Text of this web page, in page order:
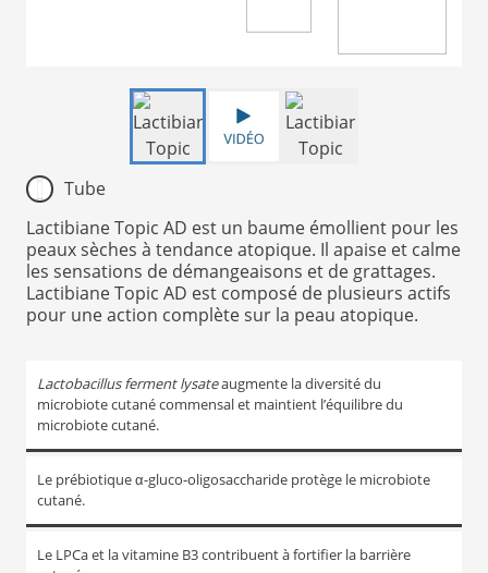
Tube
Lactibiane Topic AD est un baume émollient pour les
peaux sèches à tendance atopique. Il apaise et calme
les sensations de démangeaisons et de grattages.
Lactibiane Topic AD est composé de plusieurs actifs
pour une action complète sur la peau atopique.
Lactobacillus ferment lysateaugmente la diversité du
microbiote cutané commensal et maintient l’équilibre du
microbiote cutané.
Le prébiotique α-gluco-oligosaccharide protège le microbiote
cutané.
Le LPCa et la vitamine B3 contribuent à fortifier la barrière